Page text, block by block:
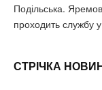
Подільська.
проходить службу
СТРІЧКА